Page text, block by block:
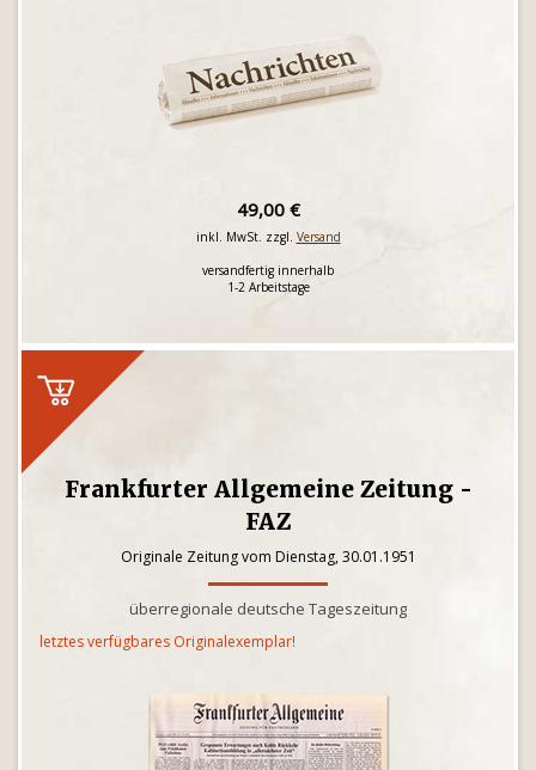
49,00 €
inkl. MwSt. zzgl. Versand
versandfertig innerhalb
1-2 Arbeitstage
Frankfurter Allgemeine Zeitung -
FAZ
Originale Zeitung vom Dienstag, 30.01.1951
überregionale deutsche Tageszeitung
letztes verfügbares Originalexemplar!